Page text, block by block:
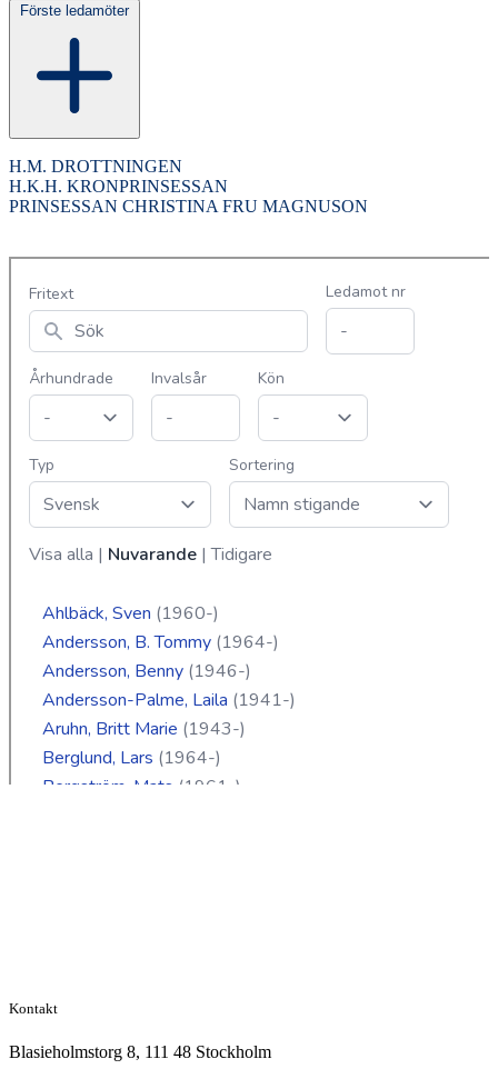
Förste ledamöter
H.M. DROTTNINGEN
H.K.H. KRONPRINSESSAN
PRINSESSAN CHRISTINA FRU MAGNUSON
Kontakt
Blasieholmstorg 8, 111 48 Stockholm